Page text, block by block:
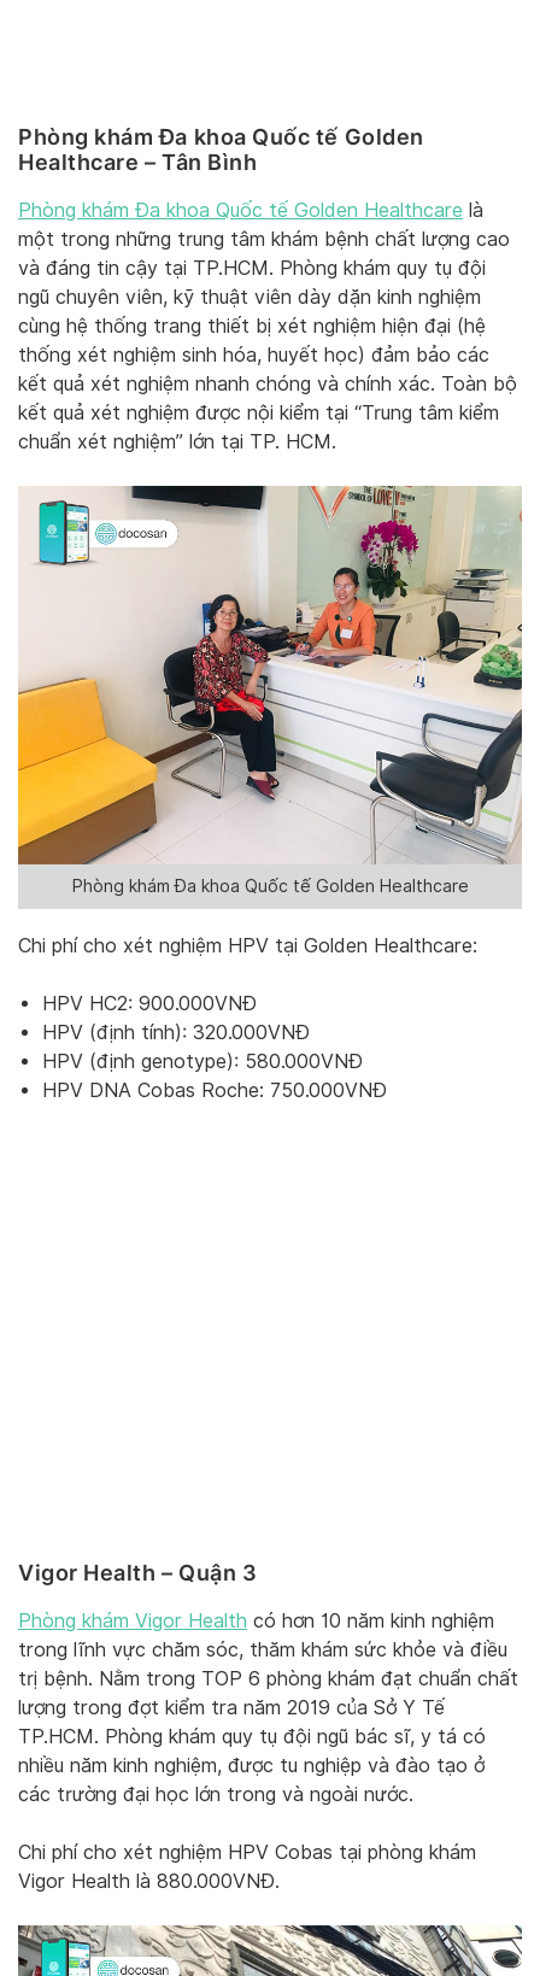
Phòng khám Đa khoa Quốc tế Golden
Healthcare – Tân Bình
Phòng khám Đa khoa Quốc tế Golden Healthcare là
một trong những trung tâm khám bệnh chất lượng cao
và đáng tin cậy tại TP.HCM. Phòng khám quy tụ đội
ngũ chuyên viên, kỹ thuật viên dày dặn kinh nghiệm
cùng hệ thống trang thiết bị xét nghiệm hiện đại (hệ
thống xét nghiệm sinh hóa, huyết học) đảm bảo các
kết quả xét nghiệm nhanh chóng và chính xác. Toàn bộ
kết quả xét nghiệm được nội kiểm tại “Trung tâm kiểm
chuẩn xét nghiệm” lớn tại TP. HCM.
Phòng khám Đa khoa Quốc tế Golden Healthcare
Chi phí cho xét nghiệm HPV tại Golden Healthcare:
HPV HC2: 900.000VNĐ
HPV (định tính): 320.000VNĐ
HPV (định genotype): 580.000VNĐ
HPV DNA Cobas Roche: 750.000VNĐ
Vigor Health – Quận 3
Phòng khám Vigor Health có hơn 10 năm kinh nghiệm
trong lĩnh vực chăm sóc, thăm khám sức khỏe và điều
trị bệnh. Nằm trong TOP 6 phòng khám đạt chuẩn chất
lượng trong đợt kiểm tra năm 2019 của Sở Y Tế
TP.HCM. Phòng khám quy tụ đội ngũ bác sĩ, y tá có
nhiều năm kinh nghiệm, được tu nghiệp và đào tạo ở
các trường đại học lớn trong và ngoài nước.
Chi phí cho xét nghiệm HPV Cobas tại phòng khám
Vigor Health là 880.000VNĐ.